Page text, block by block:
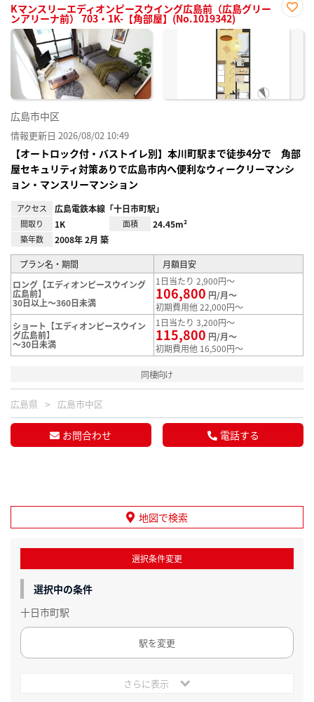
Kマンスリーエディオンピースウイング広島前（広島グリー
ンアリーナ前） 703・1K-【角部屋】(No.1019342)
に入
広島市中区
情報更新日 2026/08/02 10:49
【オートロック付・バストイレ別】本川町駅まで徒歩4分で 角部
屋セキュリティ対策ありで広島市内へ便利なウィークリーマンシ
ョン・マンスリーマンション
アクセス 広島電鉄本線「十日市町駅」
間取り 1K 面積 24.45m²
築年数 2008年 2月 築
プラン名・期間
月額目安
ロング【エディオンピースウイング
広島前】
30日以上～360日未満
1日当たり 2,900円～
106,800 円/月～
初期費用他 22,000円～
ショート【エディオンピースウイン
グ広島前】
～30日未満
1日当たり 3,200円～
115,800 円/月～
初期費用他 16,500円～
同棲向け
広島県 広島市中区
お問合わせ 電話する
地図で検索
選択条件変更
選択中の条件
十日市町駅
駅を変更
さらに表示